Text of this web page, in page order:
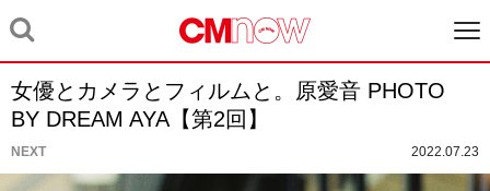
女優とカメラとフィルムと。原愛音 PHOTO
BY DREAM AYA【第2回】
NEXT 2022.07.23